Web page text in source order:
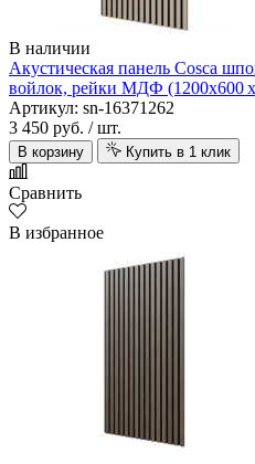
В наличии
Акустическая панель Cosca
войлок, рейки МДФ (1200х600
Артикул: sn-16371262
3 450 руб. / шт.
В корзину Купить в 1 клик
Сравнить
В избранное